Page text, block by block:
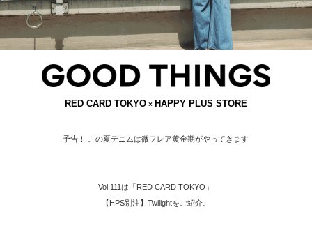
RED CARD TOKYO × HAPPY PLUS STORE
予告！ この夏デニムは微フレア黄金期がやってきます
Vol.111は「RED CARD TOKYO」
【HPS別注】Twilightをご紹介。